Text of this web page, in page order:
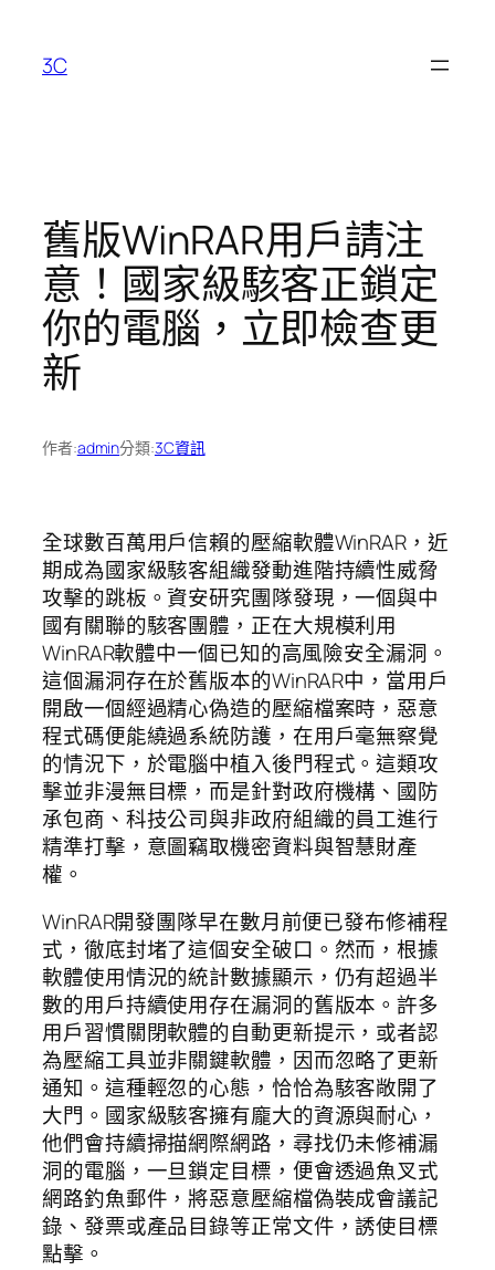
3C
舊版WinRAR用戶請注
意！國家級駭客正鎖定
你的電腦，立即檢查更
新
作者:admin分類:3C資訊
全球數百萬用戶信賴的壓縮軟體WinRAR，近
期成為國家級駭客組織發動進階持續性威脅
攻擊的跳板。資安研究團隊發現，一個與中
國有關聯的駭客團體，正在大規模利用
WinRAR軟體中一個已知的高風險安全漏洞。
這個漏洞存在於舊版本的WinRAR中，當用戶
開啟一個經過精心偽造的壓縮檔案時，惡意
程式碼便能繞過系統防護，在用戶毫無察覺
的情況下，於電腦中植入後門程式。這類攻
擊並非漫無目標，而是針對政府機構、國防
承包商、科技公司與非政府組織的員工進行
精準打擊，意圖竊取機密資料與智慧財產
權。
WinRAR開發團隊早在數月前便已發布修補程
式，徹底封堵了這個安全破口。然而，根據
軟體使用情況的統計數據顯示，仍有超過半
數的用戶持續使用存在漏洞的舊版本。許多
用戶習慣關閉軟體的自動更新提示，或者認
為壓縮工具並非關鍵軟體，因而忽略了更新
通知。這種輕忽的心態，恰恰為駭客敞開了
大門。國家級駭客擁有龐大的資源與耐心，
他們會持續掃描網際網路，尋找仍未修補漏
洞的電腦，一旦鎖定目標，便會透過魚叉式
網路釣魚郵件，將惡意壓縮檔偽裝成會議記
錄、發票或產品目錄等正常文件，誘使目標
點擊。